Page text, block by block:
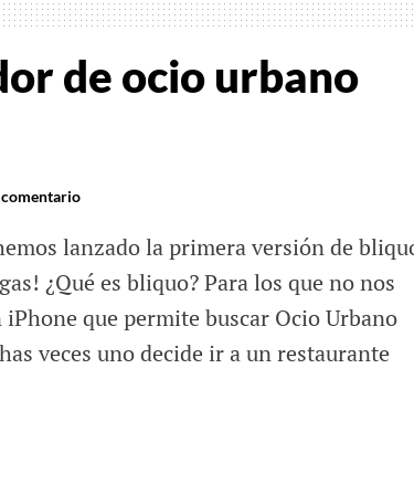
de ocio urbano
comentario
lanzado la primera versión de
¿Qué es bliquo? Para los que no nos
que permite buscar Ocio Urbano
veces uno decide ir a un restaurante